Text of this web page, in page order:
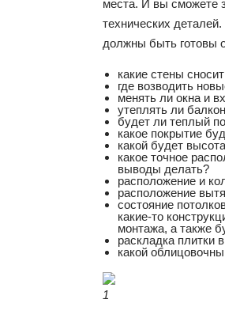
места. И вы сможете
технических
должны быть готовы
какие стены
где возводить
менять ли окна и
утеплять ли
будет ли теплый
какое покрытие
какой будет
какое точное
выводы делать?
расположение и
расположение
состояние
какие-то
монтажа, а также
раскладка плитки
какой
1